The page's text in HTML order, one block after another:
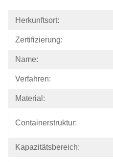
Herkunftsort:
Zertifizierung:
Name:
Verfahren:
Material:
Containerstruktur:
Kapazitätsbereich: